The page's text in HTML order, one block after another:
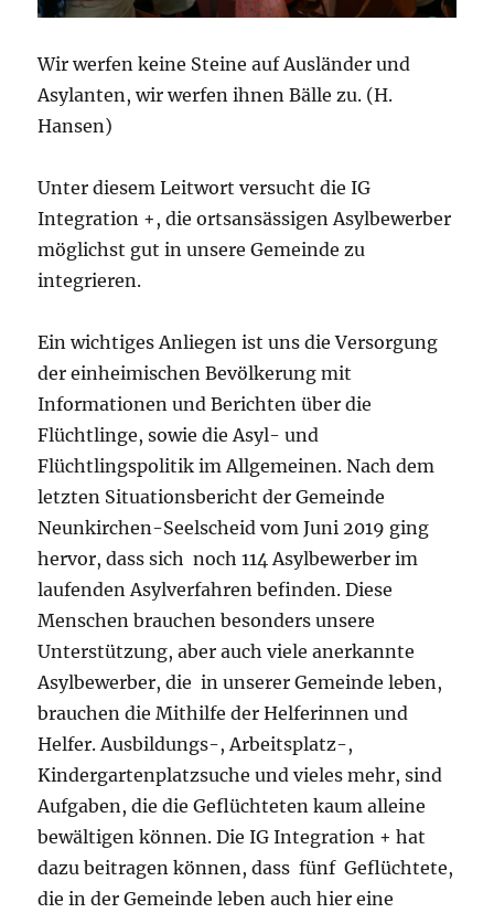
Wir werfen keine Steine auf Ausländer und
Asylanten, wir werfen ihnen Bälle zu. (H.
Hansen)
Unter diesem Leitwort versucht die IG
Integration +, die ortsansässigen Asylbewerber
möglichst gut in unsere Gemeinde zu
integrieren.
Ein wichtiges Anliegen ist uns die Versorgung
der einheimischen Bevölkerung mit
Informationen und Berichten über die
Flüchtlinge, sowie die Asyl- und
Flüchtlingspolitik im Allgemeinen. Nach dem
letzten Situationsbericht der Gemeinde
Neunkirchen-Seelscheid vom Juni 2019 ging
hervor, dass sich noch 114 Asylbewerber im
laufenden Asylverfahren befinden. Diese
Menschen brauchen besonders unsere
Unterstützung, aber auch viele anerkannte
Asylbewerber, die in unserer Gemeinde leben,
brauchen die Mithilfe der Helferinnen und
Helfer. Ausbildungs-, Arbeitsplatz-,
Kindergartenplatzsuche und vieles mehr, sind
Aufgaben, die die Geflüchteten kaum alleine
bewältigen können. Die IG Integration + hat
dazu beitragen können, dass fünf Geflüchtete,
die in der Gemeinde leben auch hier eine